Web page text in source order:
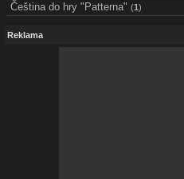
Čeština do hry "Patterna" (1 )
Reklama